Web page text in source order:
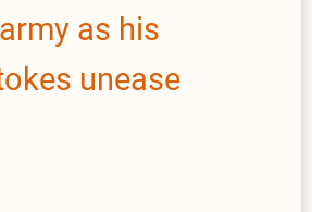
as his
unease